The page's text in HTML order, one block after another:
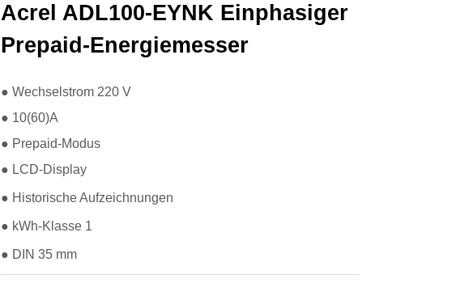
Acrel ADL100-EYNK Einphasiger
Prepaid-Energiemesser